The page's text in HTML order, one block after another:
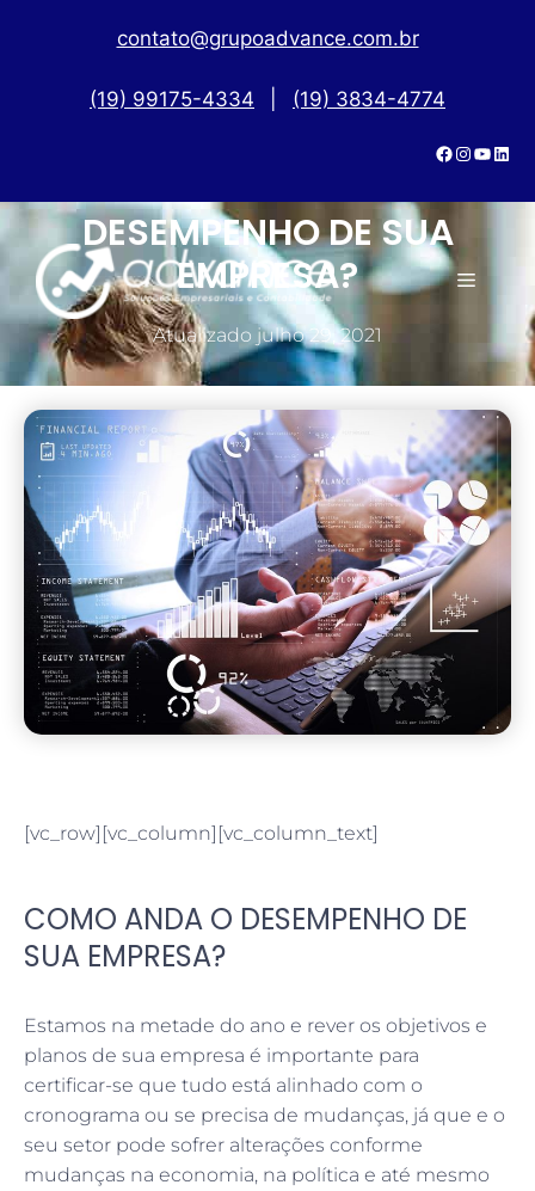
contato@grupoadvance.com.br
(19) 99175-4334 (19) 3834-4774
COMO ANDA O
DESEMPENHO DE SUA
EMPRESA?
Atualizado julho 29, 2021
[vc_row][vc_column][vc_column_text]
COMO ANDA O DESEMPENHO DE
SUA EMPRESA?
Estamos na metade do ano e rever os objetivos e
planos de sua empresa é importante para
certificar-se que tudo está alinhado com o
cronograma ou se precisa de mudanças, já que e o
seu setor pode sofrer alterações conforme
mudanças na economia, na política e até mesmo